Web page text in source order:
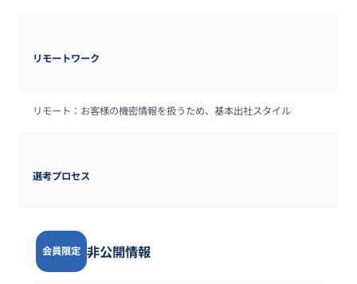
リモートワーク
リモート：お客様の機密情報を扱うため、基本出社スタイル
選考プロセス
会員限定 非公開情報